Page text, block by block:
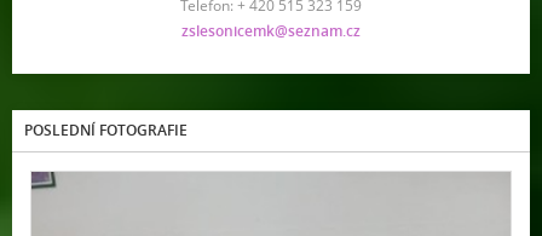
Telefon: + 420 515 323 159
zslesonicemk@seznam.cz
POSLEDNÍ FOTOGRAFIE